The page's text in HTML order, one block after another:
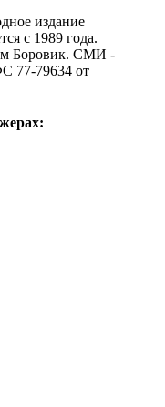
издание
с 1989 года.
Боровик. CМИ -
77-79634 от